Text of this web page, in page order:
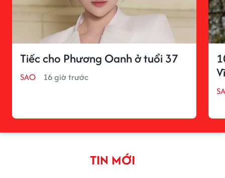
Tiếc cho Phương Oanh ở tuổi 37
SAO 16 giờ trước
TIN MỚI